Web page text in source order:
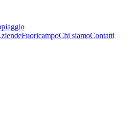
FuoricampoChi siamoContatti